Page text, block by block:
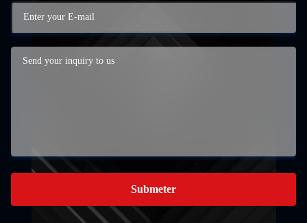
Submeter